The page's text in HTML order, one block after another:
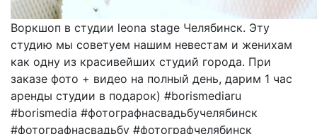
Воркшоп в студии leona stage Челябинск. Эту
студию мы советуем нашим невестам и женихам
как одну из красивейших студий города. При
заказе фото + видео на полный день, дарим 1 час
аренды студии в подарок) #borismediaru
#borismedia #фотографнасвадьбучелябинск
#фотографнасвадьбу #фотографчелябинск